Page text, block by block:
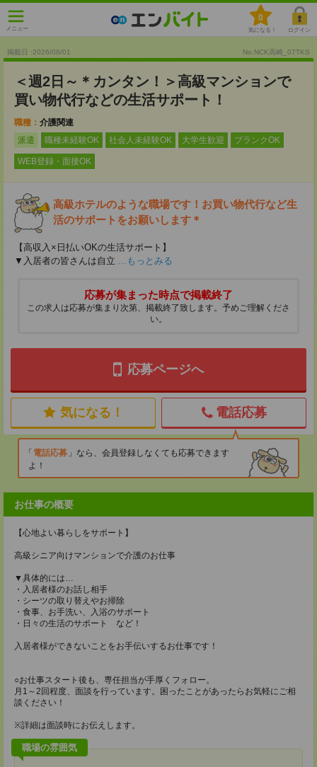
メニュー
0
気になる！ ログイン
掲載日 :2026/08/01 No.NCK高崎_07TKS
＜週2日～＊カンタン！＞高級マンションで
買い物代行などの生活サポート！
職種： 介護関連
派遣
職種未経験OK 社会人未経験OK 大学生歓迎 ブランクOK
WEB登録・面接OK
高級ホテルのような職場です！お買い物代行など生
活のサポートをお願いします＊
【高収入×日払いOKの生活サポート】
▼入居者の皆さんは自立 ...もっとみる
応募が集まった時点で掲載終了
この求人は応募が集まり次第、掲載終了致します。予めご理解くださ
い。
応募ページへ
気になる！ 電話応募
電話応募
なら、会員登録しなくても応募できます
よ！
お仕事の概要
【心地よい暮らしをサポート】
高級シニア向けマンションで介護のお仕事
▼具体的には…
・入居者様のお話し相手
・シーツの取り替えやお掃除
・食事、お手洗い、入浴のサポート
・日々の生活のサポート など！
入居者様ができないことをお手伝いするお仕事です！
○お仕事スタート後も、専任担当が手厚くフォロー。
月1～2回程度、面談を行っています。困ったことがあったらお気軽にご相
談ください！
※詳細は面談時にお伝えします。
職場の雰囲気